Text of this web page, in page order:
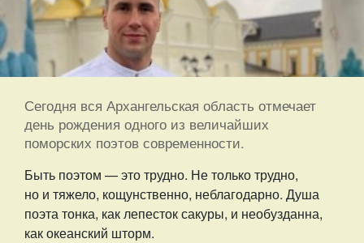
Сегодня вся Архангельская область отмечает
день рождения одного из величайших
поморских поэтов современности.
Быть поэтом — это трудно. Не только трудно,
но и тяжело, кощунственно, неблагодарно. Душа
поэта тонка, как лепесток сакуры, и необузданна,
как океанский шторм.